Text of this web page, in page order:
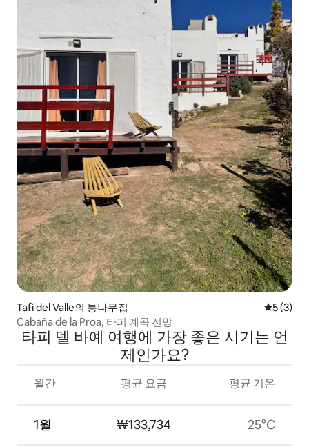
Tafí del Valle의 통나무집 평점 5점
5 (3)
Cabaña de la Proa, 타피 계곡 전망
타피 델 바예 여행에 가장 좋은 시기는 언
제인가요?
월간
1월
평균 요금
₩133,734
평균 기온
25°C